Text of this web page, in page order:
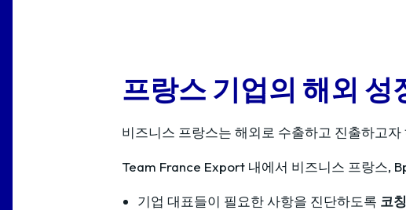
프랑스 기업의 해외 성
비즈니스 프랑스는 해외로 수출하고 진출하고
Team France Export 내에서 비즈니스 프랑스,
기업 대표들이 필요한 사항을 진단하도록 코